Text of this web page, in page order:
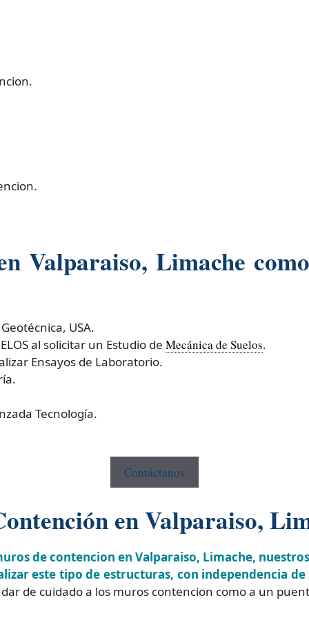
Valparaiso, Limache
USA.
al solicitar un Estudio de Mecánica de Suelos.
Ensayos de Laboratorio.
Tecnología.
Contáctanos
en Valparaiso,
de contencion en Valparaiso, Limache,
este tipo de estructuras, con independencia
de cuidado a los muros contencion como a un